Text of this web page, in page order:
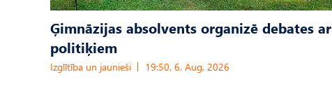
Ģimnāzijas absolvents organizē debates ar
politiķiem
Izglītība un jaunieši 19:50, 6. Aug, 2026